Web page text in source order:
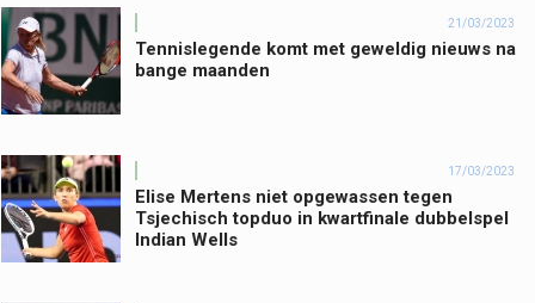
21/03/2023
Tennislegende komt met geweldig nieuws na
bange maanden
17/03/2023
Elise Mertens niet opgewassen tegen
Tsjechisch topduo in kwartfinale dubbelspel
Indian Wells